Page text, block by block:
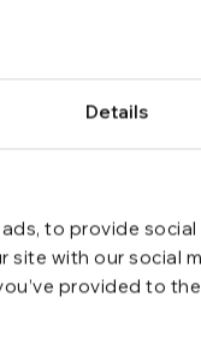
Details
to provide
with our social
provided to